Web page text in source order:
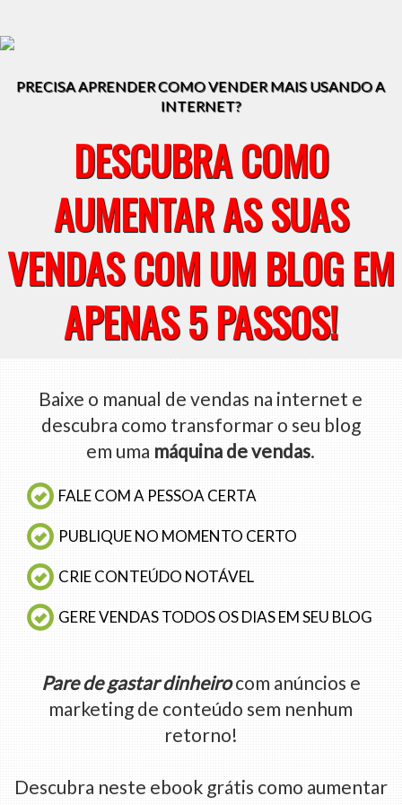
PRECISA APRENDER COMO VENDER MAIS USANDO A
INTERNET?
DESCUBRA COMO
AUMENTAR AS SUAS
VENDAS COM UM BLOG EM
APENAS 5 PASSOS!
Baixe o manual de vendas na internet e
descubra como transformar o seu blog
em uma máquina de vendas.
FALE COM A PESSOA CERTA
PUBLIQUE NO MOMENTO CERTO
CRIE CONTEÚDO NOTÁVEL
GERE VENDAS TODOS OS DIAS EM SEU BLOG
Pare de gastar dinheirocom anúncios e
marketing de conteúdo sem nenhum
retorno!
Descubra neste ebook grátis como aumentar